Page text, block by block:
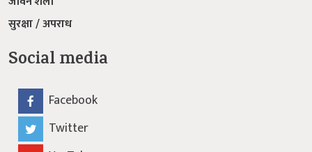
सुरक्षा / अपराध
Social media
Facebook
Twitter